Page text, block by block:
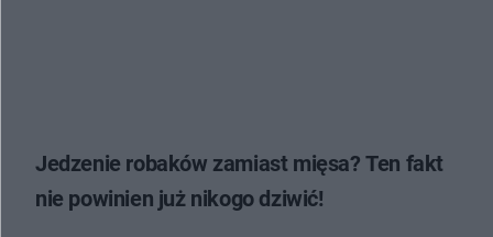
Jedzenie robaków zamiast mięsa? Ten fakt
nie powinien już nikogo dziwić!